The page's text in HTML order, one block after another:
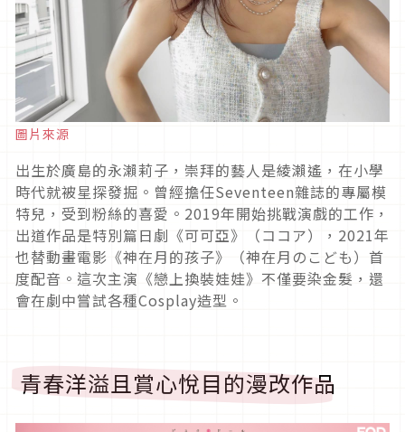
圖片來源
出生於廣島的永瀨莉子，崇拜的藝人是綾瀨遙，在小學
時代就被星探發掘。曾經擔任Seventeen雜誌的專屬模
特兒，受到粉絲的喜愛。 2019年開始挑戰演戲的工作，
出道作品是特別篇日劇《可可亞》（ココア）， 2021年
也替動畫電影《神在月的孩子》（神在月のこども）首
度配音。這次主演《戀上換裝娃娃》不僅要染金髮，還
會在劇中嘗試各種Cosplay造型。
青春洋溢且賞心悅目的漫改作品